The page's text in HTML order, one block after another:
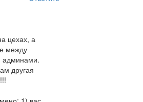
цехах, а
между
админами.
другая